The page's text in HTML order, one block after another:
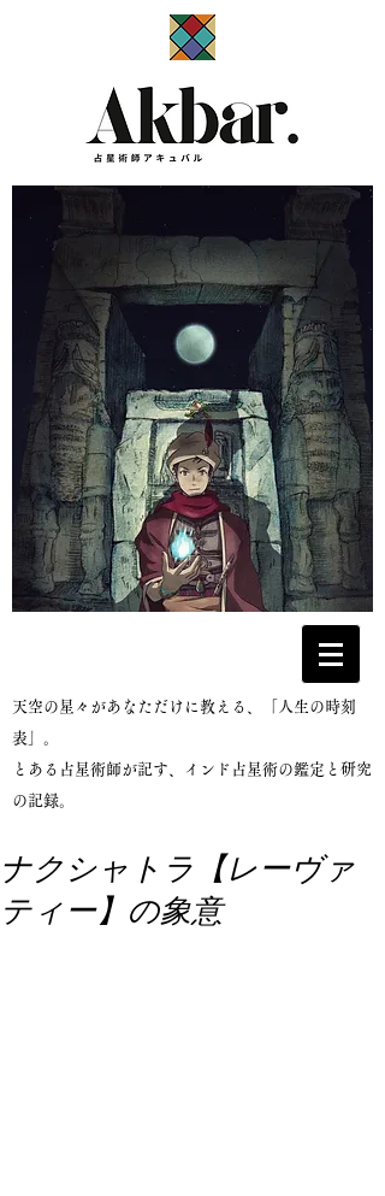
​占星術師アキュバル公式サイト
​天空の星々があなただけに教える、「人生の時刻
表」。
とある占星術師が記す、インド占星術の鑑定と研究
の記録。
ナクシャトラ【レーヴァ
ティー】の象意